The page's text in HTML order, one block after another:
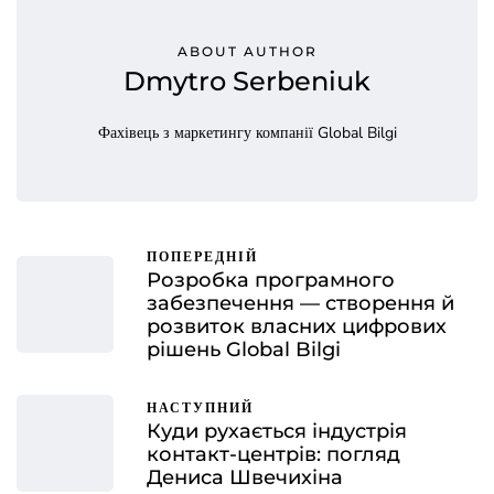
ABOUT AUTHOR
Dmytro Serbeniuk
Фахівець з маркетингу компанії Global Bilgi
ПОПЕРЕДНІЙ
Розробка програмного
забезпечення — створення й
розвиток власних цифрових
рішень Global Bilgi
НАСТУПНИЙ
Куди рухається індустрія
контакт-центрів: погляд
Дениса Швечихіна